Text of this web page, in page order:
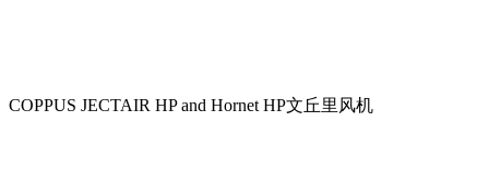
COPPUS JECTAIR HP and Hornet HP文丘里风机